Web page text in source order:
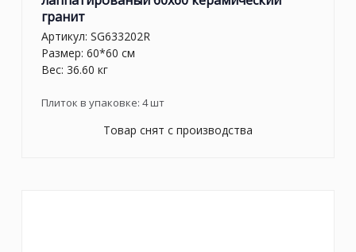
гранит
Артикул: SG633202R
Размер: 60*60 см
Вес: 36.60 кг
Плиток в упаковке: 4шт
Товар снят с производства